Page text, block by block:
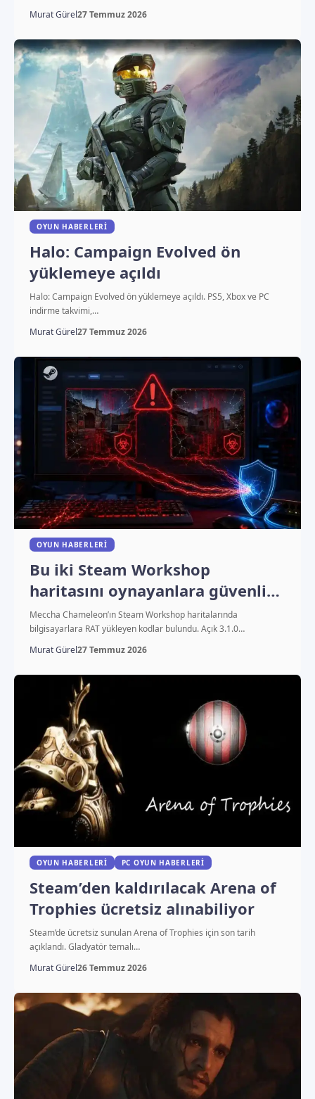
Murat Gürel27 Temmuz 2026
OYUN HABERLERI
Halo: Campaign Evolved ön
yüklemeye açıldı
Halo: Campaign Evolved ön yüklemeye açıldı. PS5, Xbox ve PC
indirme takvimi,…
Murat Gürel27 Temmuz 2026
OYUN HABERLERI
Bu iki Steam Workshop
haritasını oynayanlara güvenlik
uyarısı
Meccha Chameleon’ın Steam Workshop haritalarında
bilgisayarlara RAT yükleyen kodlar bulundu. Açık 3.1.0…
Murat Gürel27 Temmuz 2026
OYUN HABERLERI PC OYUN HABERLERI
Steam’den kaldırılacak Arena of
Trophies ücretsiz alınabiliyor
Steam’de ücretsiz sunulan Arena of Trophies için son tarih
açıklandı. Gladyatör temalı…
Murat Gürel26 Temmuz 2026